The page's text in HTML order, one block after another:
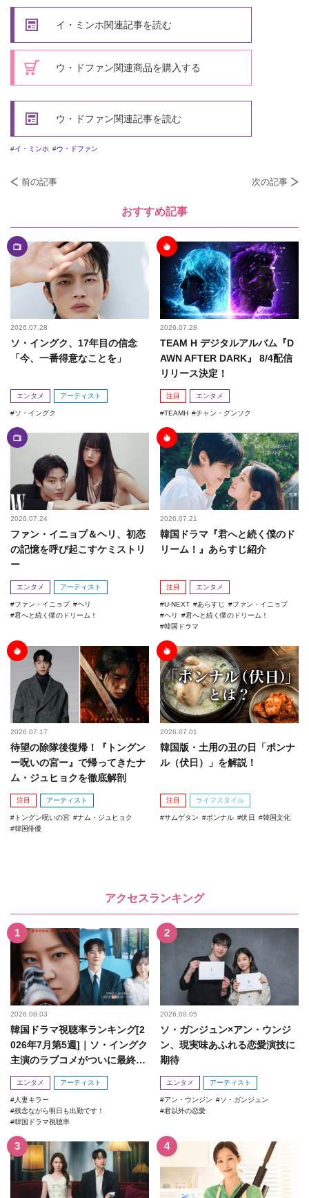
イ・ミンホ関連記事を読む
ウ・ドファン関連商品を購入する
ウ・ドファン関連記事を読む
イ・ミンホ ウ・ドファン
前の記事 次の記事
おすすめ記事
2026.07.28
ソ・イングク、17年目の信念
「今、一番得意なことを」
エンタメ アーティスト
ソ・イングク
2026.07.28
TEAM H デジタルアルバム『D
AWN AFTER DARK』 8/4配信
リリース決定！
注目 エンタメ
TEAMH チャン・グンソク
2026.07.24
ファン・イニョプ＆ヘリ、初恋
の記憶を呼び起こすケミストリ
ー
エンタメ アーティスト
ファン・イニョプ
ヘリ
君へと続く僕のドリーム！
2026.07.21
韓国ドラマ『君へと続く僕のド
リーム！』あらすじ紹介
注目 エンタメ
U-NEXT あらすじ
ファン・イニョプ
ヘリ
君へと続く僕のドリーム！
韓国ドラマ
2026.07.17
待望の除隊後復帰！『トングン
ー呪いの宮ー』で帰ってきたナ
ム・ジュヒョクを徹底解剖
注目 アーティスト
トングン呪いの宮
ナム・ジュヒョク
韓国俳優
2026.07.01
韓国版・土用の丑の日「ポンナ
ル（伏日）」を解説！
注目 ライフスタイル
サムゲタン ポンナル 伏日 韓国文化
アクセスランキング
2026.08.03
韓国ドラマ視聴率ランキング[2
026年7月第5週]｜ソ・イングク
主演のラブコメがついに最終
回！
エンタメ アーティスト
人妻キラー
残念ながら明日も出勤です！
韓国ドラマ視聴率
2026.08.05
ソ・ガンジュン×アン・ウンジ
ン、現実味あふれる恋愛演技に
期待
エンタメ アーティスト
アン・ウンジン
ソ・ガンジュン
君以外の恋愛